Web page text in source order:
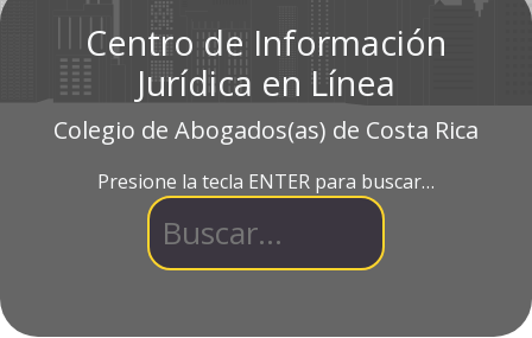
Centro de Información
Jurídica en Línea
Colegio de Abogados(as) de Costa Rica
Presione la tecla ENTER para buscar…